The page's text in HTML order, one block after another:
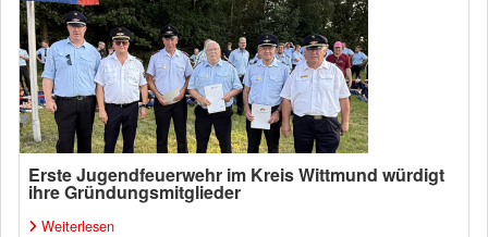
Erste Jugendfeuerwehr im Kreis Wittmund würdigt
ihre Gründungsmitglieder
Weiterlesen